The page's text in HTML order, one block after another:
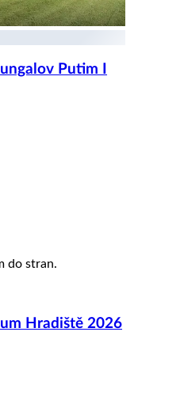
Putim I
do stran.
Hradiště 2026